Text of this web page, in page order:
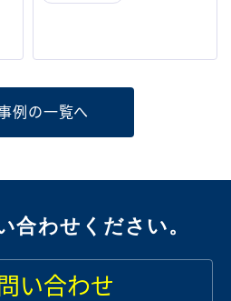
例の一覧へ
合わせください。
い合わせ